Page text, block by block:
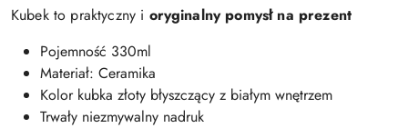
Kubek to praktyczny i oryginalny pomysł na prezent
Pojemność 330ml
Materiał: Ceramika
Kolor kubka złoty błyszczący z białym wnętrzem
Trwały niezmywalny nadruk